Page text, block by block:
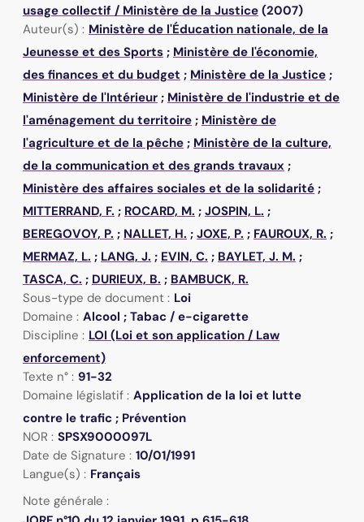
usage collectif / Ministère de la Justice (2007)
Auteur(s) : Ministère de l'Éducation nationale, de la
Jeunesse et des Sports ; Ministère de l'économie,
des finances et du budget ; Ministère de la Justice ;
Ministère de l'Intérieur ; Ministère de l'industrie et de
l'aménagement du territoire ; Ministère de
l'agriculture et de la pêche ; Ministère de la culture,
de la communication et des grands travaux ;
Ministère des affaires sociales et de la solidarité ;
MITTERRAND, F. ; ROCARD, M. ; JOSPIN, L. ;
BEREGOVOY, P. ; NALLET, H. ; JOXE, P. ; FAUROUX, R. ;
MERMAZ, L. ; LANG, J. ; EVIN, C. ; BAYLET, J. M. ;
TASCA, C. ; DURIEUX, B. ; BAMBUCK, R.
Sous-type de document : Loi
Domaine : Alcool ; Tabac / e-cigarette
Discipline : LOI (Loi et son application / Law
enforcement)
Texte n° : 91-32
Domaine législatif : Application de la loi et lutte
contre le trafic ; Prévention
NOR : SPSX9000097L
Date de Signature : 10/01/1991
Langue(s) : Français
Note générale :